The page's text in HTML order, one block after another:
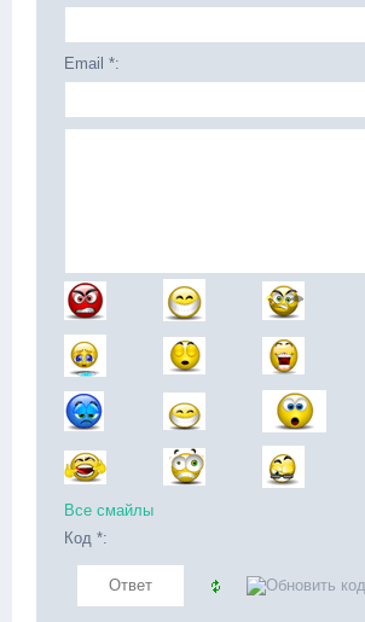
Email *:
Все смайлы
Код *: